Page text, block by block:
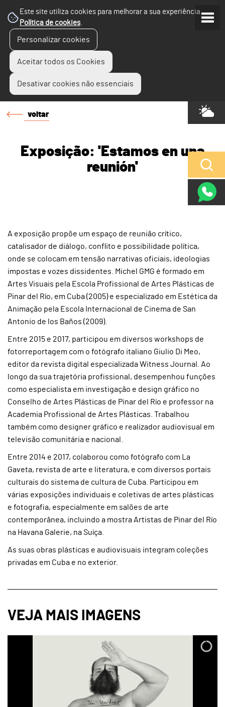
Este site utiliza cookies para melhorar a sua experiência.
Política de cookies.
Personalizar cookies
Aceitar todos os Cookies
Desativar cookies não essenciais
voltar
Exposição: 'Estamos en una
reunión'
A exposição propõe um espaço de reunião crítico,
catalisador de diálogo, conflito e possibilidade política,
onde se colocam em tensão narrativas oficiais, ideologias
impostas e vozes dissidentes. Michel GMG é formado em
Artes Visuais pela Escola Profissional de Artes Plásticas de
Pinar del Río, em Cuba (2005) e especializado em Estética da
Animação pela Escola Internacional de Cinema de San
Antonio de los Baños (2009).
Entre 2015 e 2017, participou em diversos workshops de
fotorreportagem com o fotógrafo italiano Giulio Di Meo,
editor da revista digital especializada Witness Journal. Ao
longo da sua trajetória profissional, desempenhou funções
como especialista em investigação e design gráfico no
Conselho de Artes Plásticas de Pinar del Río e professor na
Academia Profissional de Artes Plásticas. Trabalhou
também como designer gráfico e realizador audiovisual em
televisão comunitária e nacional.
Entre 2014 e 2017, colaborou como fotógrafo com La
Gaveta, revista de arte e literatura, e com diversos portais
culturais do sistema de cultura de Cuba. Participou em
várias exposições individuais e coletivas de artes plásticas
e fotografia, especialmente em salões de arte
contemporânea, incluindo a mostra Artistas de Pinar del Río
na Havana Galerie, na Suíça.
As suas obras plásticas e audiovisuais integram coleções
privadas em Cuba e no exterior.